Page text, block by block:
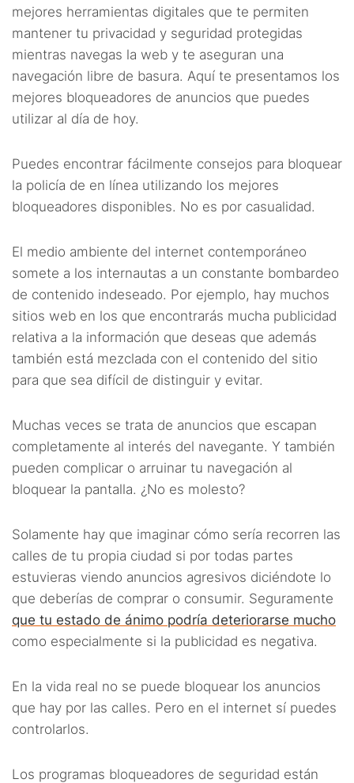
mejores herramientas digitales que te permiten
mantener tu privacidad y seguridad protegidas
mientras navegas la web y te aseguran una
navegación libre de basura. Aquí te presentamos los
mejores bloqueadores de anuncios que puedes
utilizar al día de hoy.
Puedes encontrar fácilmente consejos para bloquear
la policía de en línea utilizando los mejores
bloqueadores disponibles. No es por casualidad.
El medio ambiente del internet contemporáneo
somete a los internautas a un constante bombardeo
de contenido indeseado. Por ejemplo, hay muchos
sitios web en los que encontrarás mucha publicidad
relativa a la información que deseas que además
también está mezclada con el contenido del sitio
para que sea difícil de distinguir y evitar.
Muchas veces se trata de anuncios que escapan
completamente al interés del navegante. Y también
pueden complicar o arruinar tu navegación al
bloquear la pantalla. ¿No es molesto?
Solamente hay que imaginar cómo sería recorren las
calles de tu propia ciudad si por todas partes
estuvieras viendo anuncios agresivos diciéndote lo
que deberías de comprar o consumir. Seguramente
que tu estado de ánimo podría deteriorarse mucho
como especialmente si la publicidad es negativa.
En la vida real no se puede bloquear los anuncios
que hay por las calles. Pero en el internet sí puedes
controlarlos.
Los programas bloqueadores de seguridad están
6.16. 16. Total Adblock (Versiones gratuitas y
comerciales)
6.17. Los anuncios nebulosos de los sitios web y los
bloqueadores